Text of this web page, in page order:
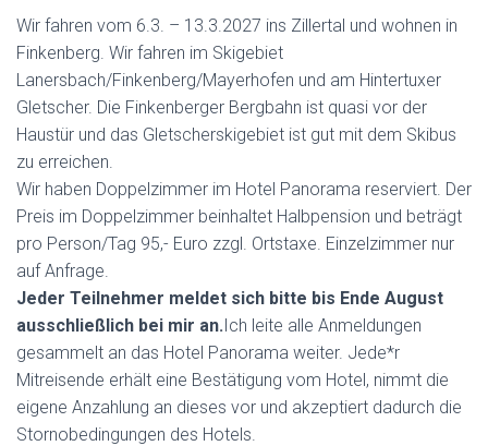
Wir fahren vom 6.3. – 13.3.2027 ins Zillertal und wohnen in
Finkenberg. Wir fahren im Skigebiet
Lanersbach/Finkenberg/Mayerhofen und am Hintertuxer
Gletscher. Die Finkenberger Bergbahn ist quasi vor der
Haustür und das Gletscherskigebiet ist gut mit dem Skibus
zu erreichen.
Wir haben Doppelzimmer im Hotel Panorama reserviert. Der
Preis im Doppelzimmer beinhaltet Halbpension und beträgt
pro Person/Tag 95,- Euro zzgl. Ortstaxe. Einzelzimmer nur
auf Anfrage.
Jeder Teilnehmer meldet sich bitte bis Ende August
ausschließlich bei mir an.Ich leite alle Anmeldungen
gesammelt an das Hotel Panorama weiter. Jede*r
Mitreisende erhält eine Bestätigung vom Hotel, nimmt die
eigene Anzahlung an dieses vor und akzeptiert dadurch die
Stornobedingungen des Hotels.